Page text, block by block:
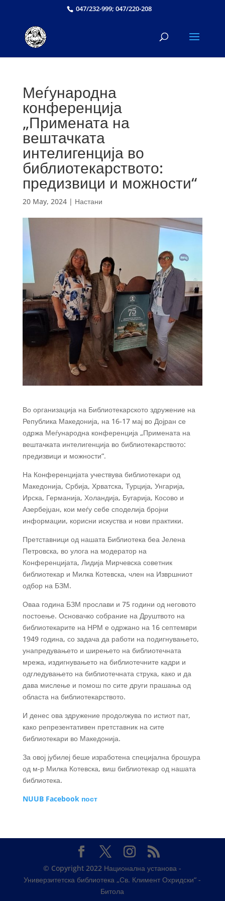
047/232-999; 047/220-208
Меѓународна
конференција
„Примената на
вештачката
интелигенција во
библиотекарството:
предизвици и можности“
20 May, 2024| Настани
Во организација на Библиотекарското здружение на
Република Македонија, на 16-17 мај во Дојран се
одржа Меѓународна конференција „Примената на
вештачката интелигенција во библиотекарството:
предизвици и можности“.
На Конференцијата учествува библиотекари од
Македонија, Србија, Хрватска, Турција, Унгарија,
Ирска, Германија, Холандија, Бугарија, Косово и
Азербејџан, кои меѓу себе споделија бројни
информации, корисни искуства и нови практики.
Претставници од нашата Библиотека беа Јелена
Петровска, во улога на модератор на
Конференцијата, Лидија Мирчевска советник
библиотекар и Милка Котевска, член на Извршниот
одбор на БЗМ.
Оваа година БЗМ прослави и 75 години од неговото
постоење. Основачко собрание на Друштвото на
библиотекарите на НРМ е одржано на 16 септември
1949 година, со задача да работи на подигнувањето,
унапредувањето и ширењето на библиотечната
мрежа, издигнувањето на библиотечните кадри и
одгледувањето на библиотечната струка, како и да
дава мислење и помош по сите други прашања од
областа на библиотекарството.
И денес ова здружение продолжува по истиот пат,
како репрезентативен претставник на сите
библиотекари во Македонија.
За овој јубилеј беше изработена специјална брошура
од м-р Милка Котевска, виш библиотекар од нашата
библиотека.
NUUB Facebook пост
© Copyright 2022 Национална установа -
Универзитетска библиотека „Св. Климент Охридски“ -
Битола